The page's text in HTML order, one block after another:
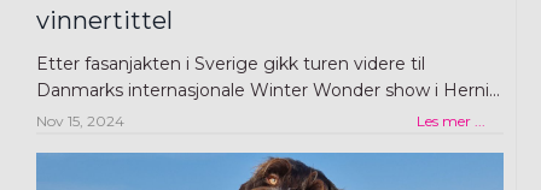
vinnertittel
Etter fasanjakten i Sverige gikk turen videre til
Danmarks internasjonale Winter Wonder show i Herni...
Nov 15, 2024 Les mer ...